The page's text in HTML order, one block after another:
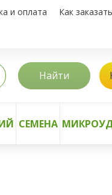
и оплата Как заказать
Найти
СЕМЕНА